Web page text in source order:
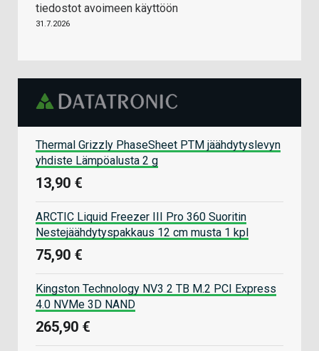
tiedostot avoimeen käyttöön
31.7.2026
Thermal Grizzly PhaseSheet PTM jäähdytyslevyn
yhdiste Lämpöalusta 2 g
13,90 €
ARCTIC Liquid Freezer III Pro 360 Suoritin
Nestejäähdytyspakkaus 12 cm musta 1 kpl
75,90 €
Kingston Technology NV3 2 TB M.2 PCI Express
4.0 NVMe 3D NAND
265,90 €